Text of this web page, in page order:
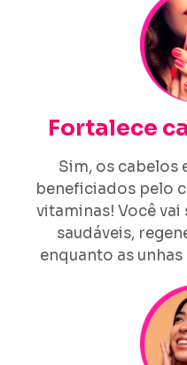
Fortalece
Sim, os cabelos
beneficiados pelo
vitaminas! Você
saudáveis,
enquanto as